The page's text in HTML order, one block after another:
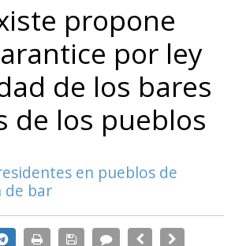
propone
por ley
de los bares
de los pueblos
en pueblos de
de bar